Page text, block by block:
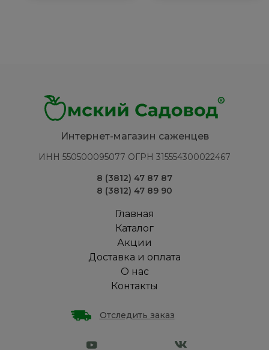
Интернет-магазин саженцев
ИНН 550500095077 ОГРН 315554300022467
8 (3812) 47 87 87
8 (3812) 47 89 90
Главная
Каталог
Акции
Доставка и оплата
О нас
Контакты
Отследить заказ